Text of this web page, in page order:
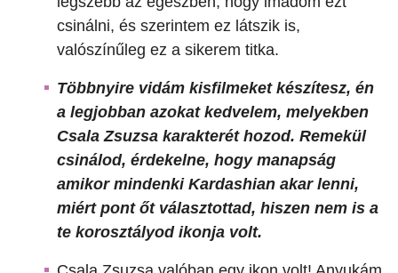
csinálni, és szerintem ez látszik is,
valószínűleg ez a sikerem titka.
Többnyire vidám kisfilmeket készítesz, én
a legjobban azokat kedvelem, melyekben
Csala Zsuzsa karakterét hozod. Remekül
csinálod, érdekelne, hogy manapság
amikor mindenki Kardashian akar lenni,
miért pont őt választottad, hiszen nem is a
te korosztályod ikonja volt.